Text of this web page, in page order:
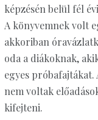
képzésén belül fél
A könyvemnek volt
akkoriban
oda a diákoknak,
egyes
nem voltak
kifejteni.